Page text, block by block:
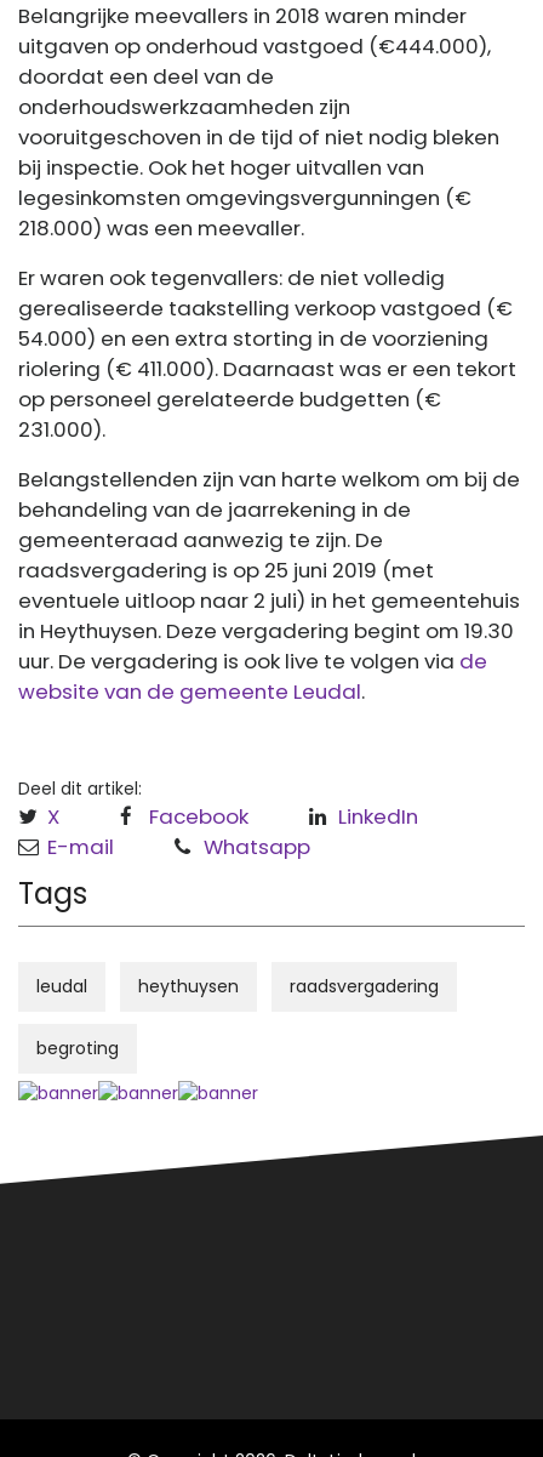
Belangrijke meevallers in 2018 waren minder
uitgaven op onderhoud vastgoed (€444.000),
doordat een deel van de
onderhoudswerkzaamheden zijn
vooruitgeschoven in de tijd of niet nodig bleken
bij inspectie. Ook het hoger uitvallen van
legesinkomsten omgevingsvergunningen (€
218.000) was een meevaller.
Er waren ook tegenvallers: de niet volledig
gerealiseerde taakstelling verkoop vastgoed (€
54.000) en een extra storting in de voorziening
riolering (€ 411.000). Daarnaast was er een tekort
op personeel gerelateerde budgetten (€
231.000).
Belangstellenden zijn van harte welkom om bij de
behandeling van de jaarrekening in de
gemeenteraad aanwezig te zijn. De
raadsvergadering is op 25 juni 2019 (met
eventuele uitloop naar 2 juli) in het gemeentehuis
in Heythuysen. Deze vergadering begint om 19.30
uur. De vergadering is ook live te volgen via de
website van de gemeente Leudal.
Deel dit artikel:
X Facebook
LinkedIn
E-mail
Whatsapp
Tags
leudal heythuysen raadsvergadering
begroting